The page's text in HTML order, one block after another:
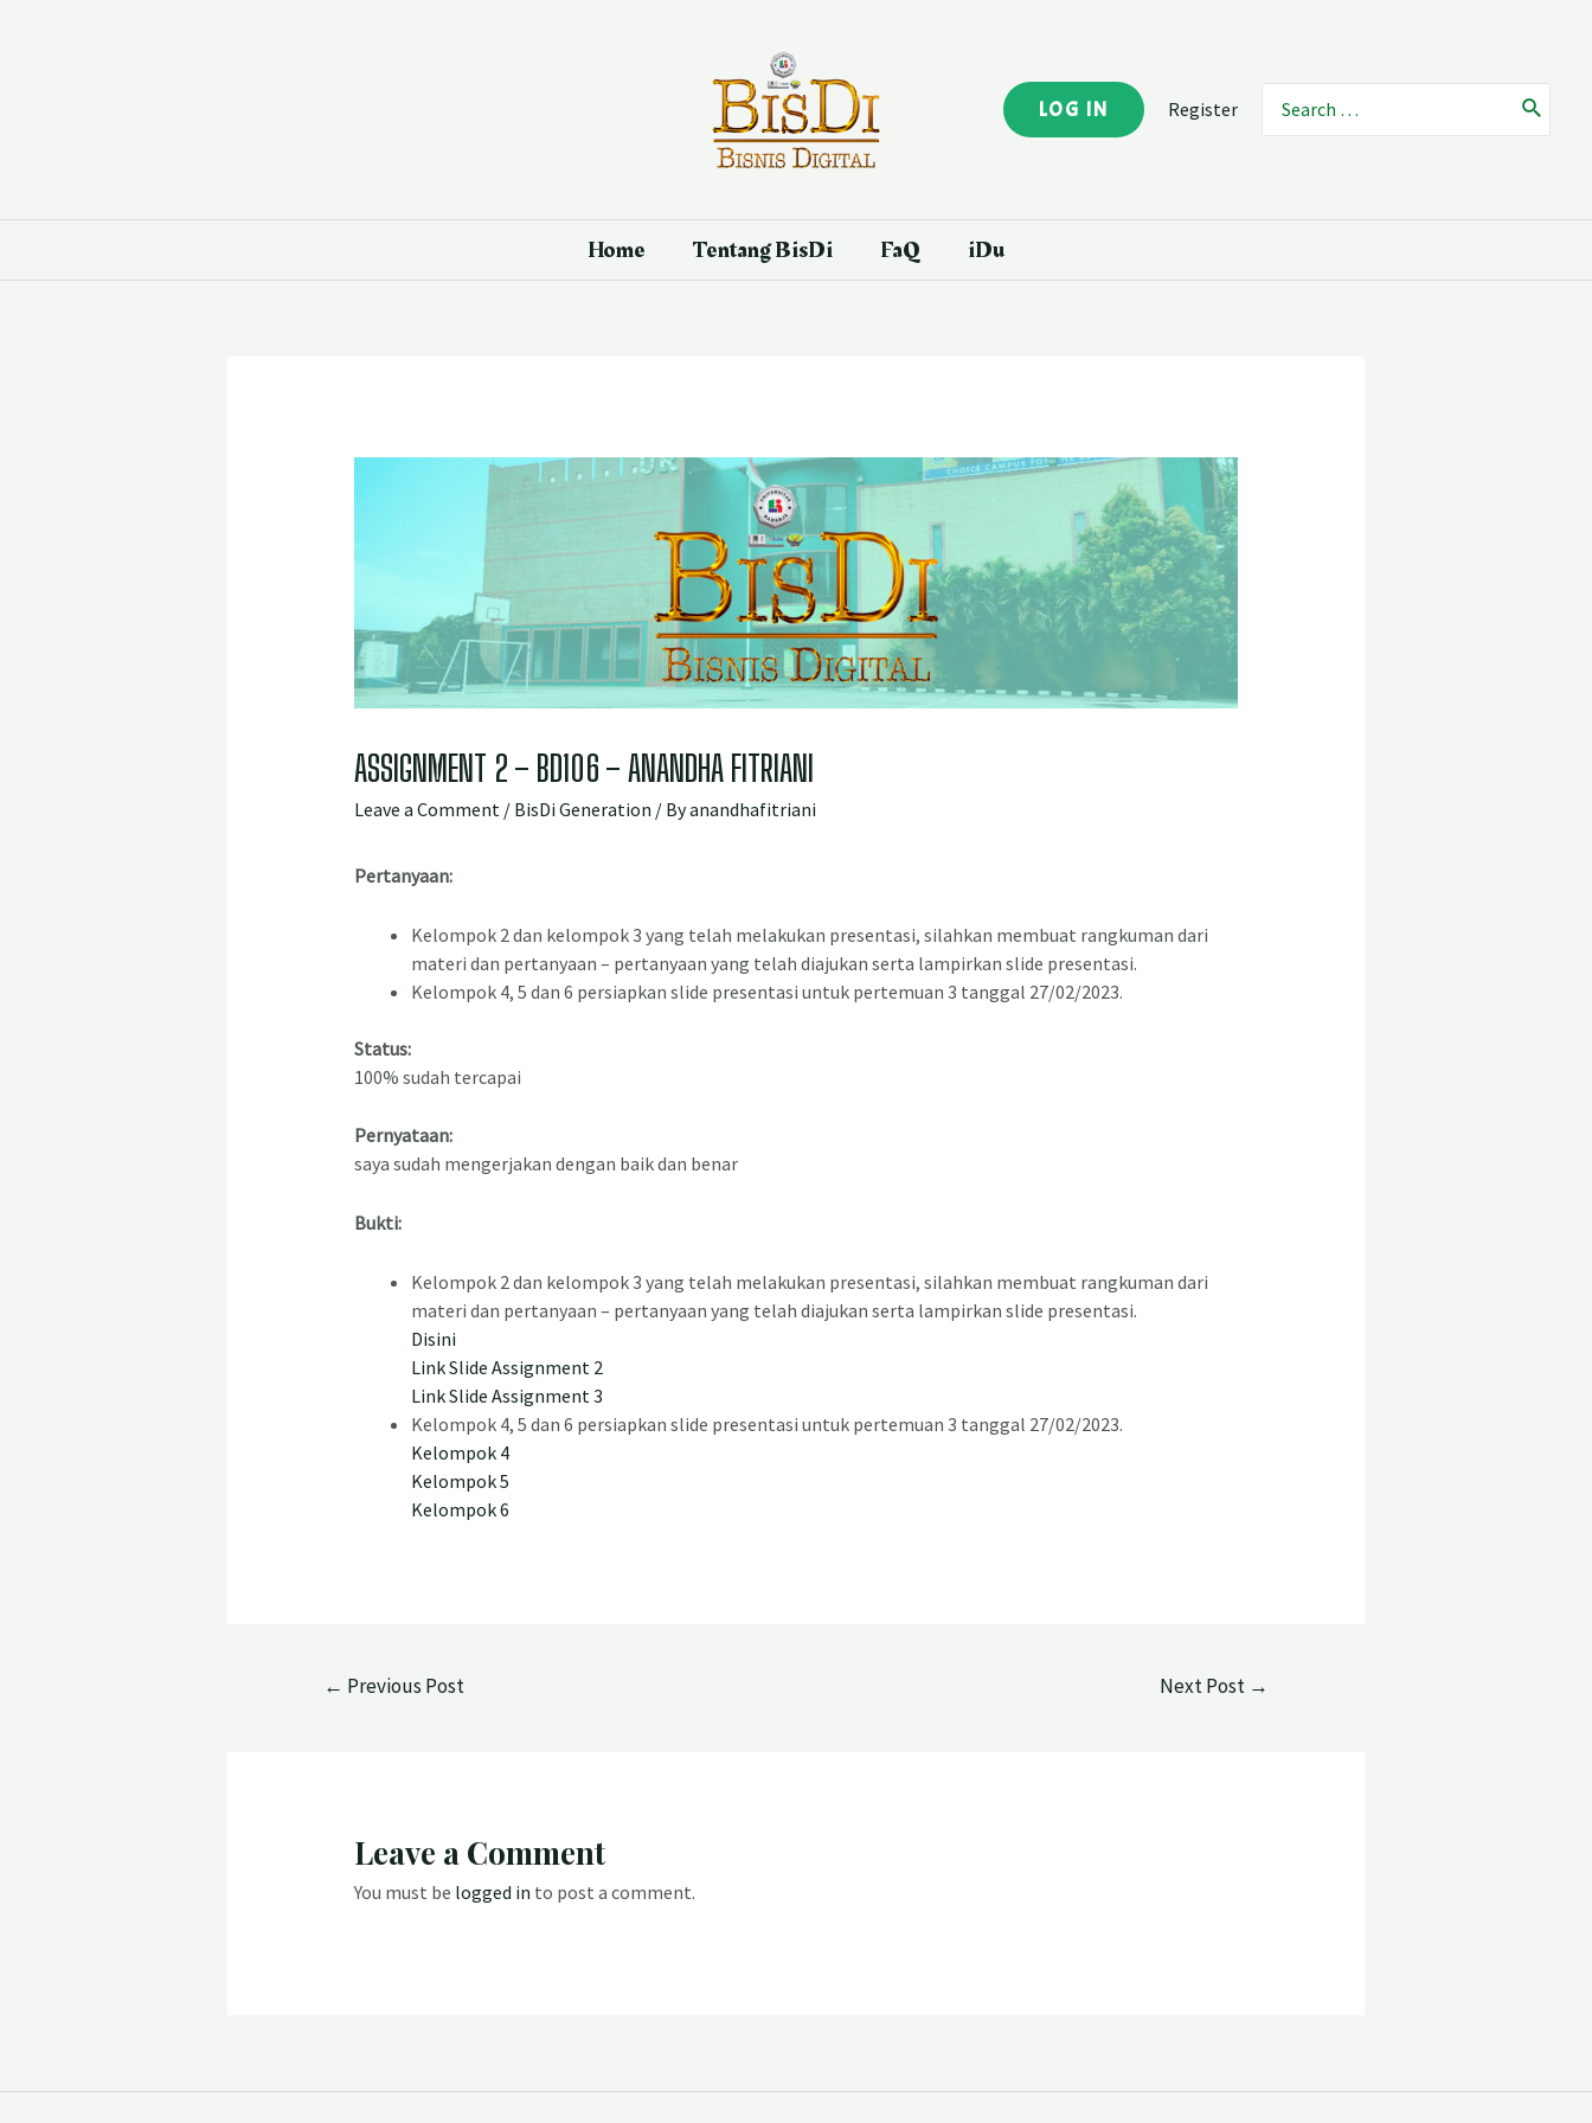
LOG IN Register
Home Tentang BisDi FaQ iDu
ASSIGNMENT 2 – BD106 – ANANDHA FITRIANI
Leave a Comment / BisDi Generation / Byanandhafitriani
Pertanyaan:
Kelompok 2 dan kelompok 3 yang telah melakukan presentasi, silahkan membuat rangkuman dari
materi dan pertanyaan – pertanyaan yang telah diajukan serta lampirkan slide presentasi.
Kelompok 4, 5 dan 6 persiapkan slide presentasi untuk pertemuan 3 tanggal 27/02/2023.
Status:
100% sudah tercapai
Pernyataan:
saya sudah mengerjakan dengan baik dan benar
Bukti:
Kelompok 2 dan kelompok 3 yang telah melakukan presentasi, silahkan membuat rangkuman dari
materi dan pertanyaan – pertanyaan yang telah diajukan serta lampirkan slide presentasi.
Disini
Link Slide Assignment 2
Link Slide Assignment 3
Kelompok 4, 5 dan 6 persiapkan slide presentasi untuk pertemuan 3 tanggal 27/02/2023.
Kelompok 4
Kelompok 5
Kelompok 6
← Previous Post Next Post →
Leave a Comment
You must be logged in to post a comment.